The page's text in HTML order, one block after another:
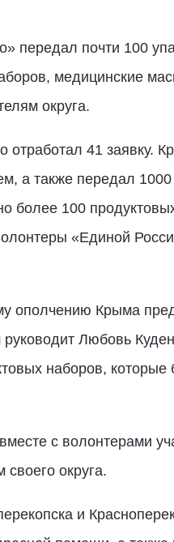
почти 100
медицинские
округа.
41 заявку.
а также передал
более 100
«Единой
ополчению Крыма
Любовь
наборов, которые
с волонтерами
округа.
и